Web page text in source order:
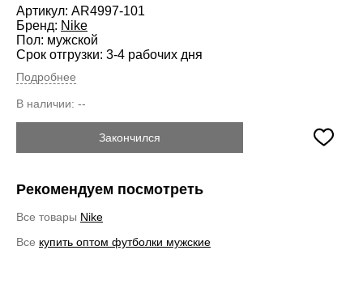
Артикул: AR4997-101
Бренд: Nike
Пол: мужской
Срок отгрузки: 3-4 рабочих дня
Подробнее
В наличии: --
Закончился
Рекомендуем посмотреть
Все товары Nike
Все купить оптом футболки мужские